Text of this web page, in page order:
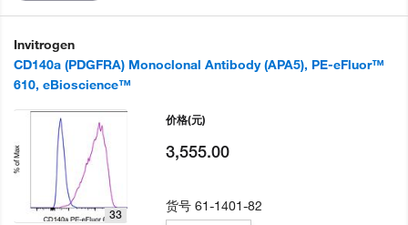
Invitrogen
CD140a (PDGFRA) Monoclonal Antibody (APA5), PE-eFluor™
610, eBioscience™
33
价格(元)
3,555.00
货号61-1401-82